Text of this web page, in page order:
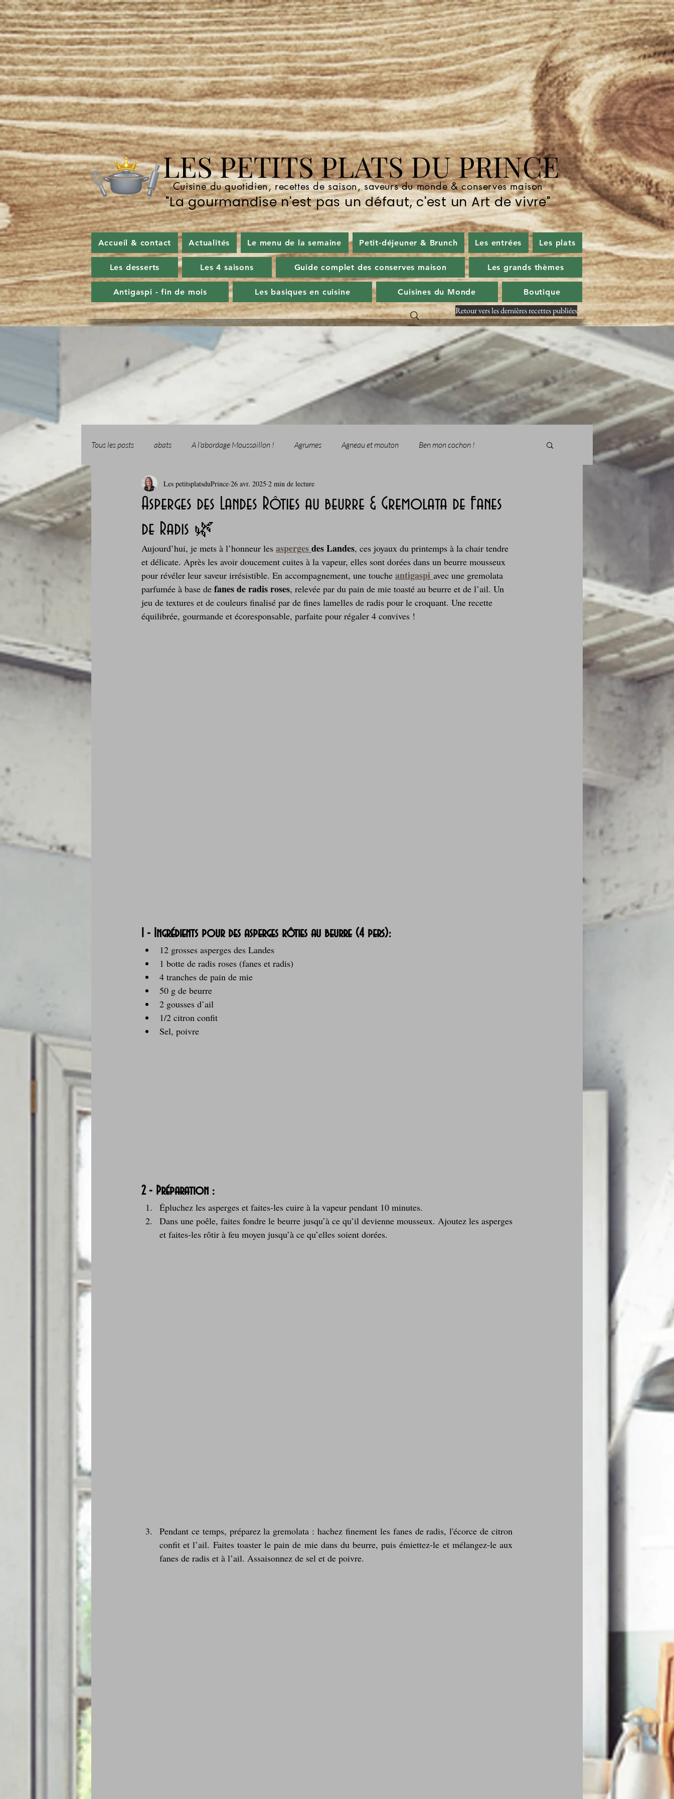
LES PETITS PLATS DU PRINCE
Cuisine du quotidien, recettes de saison, saveurs du monde & conserves maison
"La gourmandise n'est pas un défaut, c'est un Art de vivre"
Accueil & contact Actualités Le menu de la semaine Petit-déjeuner & Brunch Les entrées Les plats
Les desserts Les 4 saisons Guide complet des conserves maison Les grands thèmes
Antigaspi - fin de mois Les basiques en cuisine Cuisines du Monde Boutique
Retour vers les dernières recettes publiées
Tous les posts abats A l'abordage Moussaillon ! Agrumes Agneau et mouton Ben mon cochon !
Boissons et cocktails Boulangerie Breakfast c'est la rentrée !
Comfort food, les recettes doudou
Cuisine du Camping Déjeuner sur l'herbe Desserts - glaces - pâtisserie Finger food, snack Foire au vin
Fondus de chocolat fruits à coque Garden Party - buffet - Verrines Gâteau d'anniversaire
Asperges des Landes Rôties au beurre & Gremolata de Fanes
de Radis 🌿
Les petitsplatsduPrince 26 avr. 2025 2 min de lecture
Aujourd’hui, je mets à l’honneur les asperges des Landes, ces joyaux du printemps à la chair tendre
et délicate. Après les avoir doucement cuites à la vapeur, elles sont dorées dans un beurre mousseux
pour révéler leur saveur irrésistible. En accompagnement, une touche antigaspi avec une gremolata
parfumée à base de fanes de radis roses, relevée par du pain de mie toasté au beurre et de l’ail. Un
jeu de textures et de couleurs finalisé par de fines lamelles de radis pour le croquant. Une recette
équilibrée, gourmande et écoresponsable, parfaite pour régaler 4 convives !
1 - Ingrédients pour des asperges rôties au beurre (4 pers):
12 grosses asperges des Landes
1 botte de radis roses (fanes et radis)
4 tranches de pain de mie
50 g de beurre
2 gousses d’ail
1/2 citron confit
Sel, poivre
2 - Préparation :
Épluchez les asperges et faites-les cuire à la vapeur pendant 10 minutes.
Dans une poêle, faites fondre le beurre jusqu’à ce qu’il devienne mousseux. Ajoutez les asperges
et faites-les rôtir à feu moyen jusqu’à ce qu’elles soient dorées.
Pendant ce temps, préparez la gremolata : hachez finement les fanes de radis, l'écorce de citron
confit et l’ail. Faites toaster le pain de mie dans du beurre, puis émiettez-le et mélangez-le aux
fanes de radis et à l’ail. Assaisonnez de sel et de poivre.